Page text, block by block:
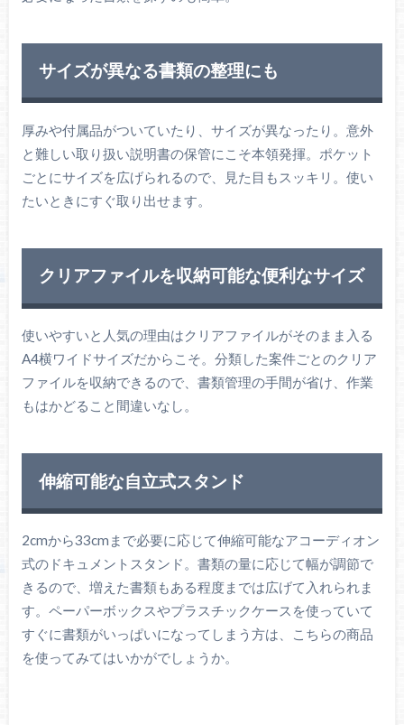
サイズが異なる書類の整理にも
厚みや付属品がついていたり、サイズが異なったり。意外
と難しい取り扱い説明書の保管にこそ本領発揮。ポケット
ごとにサイズを広げられるので、見た目もスッキリ。使い
たいときにすぐ取り出せます。
クリアファイルを収納可能な便利なサイズ
使いやすいと人気の理由はクリアファイルがそのまま入る
A4横ワイドサイズだからこそ。分類した案件ごとのクリア
ファイルを収納できるので、書類管理の手間が省け、作業
もはかどること間違いなし。
伸縮可能な自立式スタンド
2cmから33cmまで必要に応じて伸縮可能なアコーディオン
式のドキュメントスタンド。書類の量に応じて幅が調節で
きるので、増えた書類もある程度までは広げて入れられま
す。ペーパーボックスやプラスチックケースを使っていて
すぐに書類がいっぱいになってしまう方は、こちらの商品
を使ってみてはいかがでしょうか。